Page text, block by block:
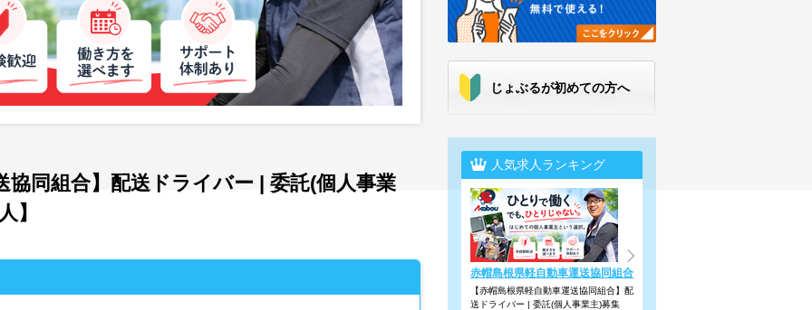
協同組合】配送ドライバー | 委託(個人事業
】
じょぶるが初めての方へ
人気求人ランキング
赤帽島根県軽自動車運送協同組合
【赤帽島根県軽自動車運送協同組合】配
送ドライバー | 委託(個人事業主)募集